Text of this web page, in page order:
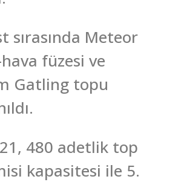
sırasında Meteor
füzesi ve
Gatling topu
21, 480 adetlik top
kapasitesi ile 5.